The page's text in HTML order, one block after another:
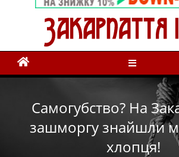
Самогубство? На
зашморгу знайшли
хлопця!